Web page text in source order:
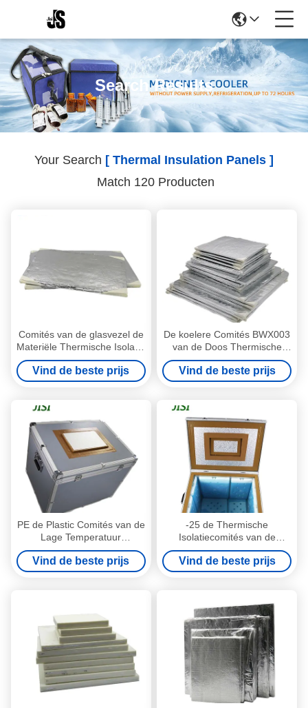
Search Results
Your Search [ Thermal Insulation Panels ]
Match 120 Producten
Comités van de glasvezel de
Materiële Thermische Isolatie
voor het Houden van het
Bloed van het
Geneeskundevaccin langer
Vind de beste prijs
De koelere Comités BWX003
van de Doos Thermische
Isolatie voor 2 - 8 Graden
Vervoers
Vind de beste prijs
PE de Plastic Comités van de
Lage Temperatuur
Thermische Isolatie voor
Roomijs Verpakkende Doos
Vind de beste prijs
-25 de Thermische
Isolatiecomités van de
graden Lage Temperatuur
met Eutectische Koelplaten
Vind de beste prijs